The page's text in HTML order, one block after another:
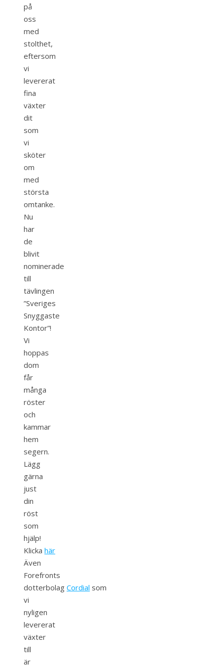
på
oss
med
stolthet,
eftersom
vi
levererat
fina
växter
dit
som
vi
sköter
om
med
största
omtanke.
Nu
har
de
blivit
nominerade
till
tävlingen
”Sveriges
Snyggaste
Kontor”!
Vi
hoppas
dom
får
många
röster
och
kammar
hem
segern.
Lägg
gärna
just
din
röst
som
hjälp!
Klicka här
Även
Forefronts
dotterbolag Cordial som
vi
nyligen
levererat
växter
till
är